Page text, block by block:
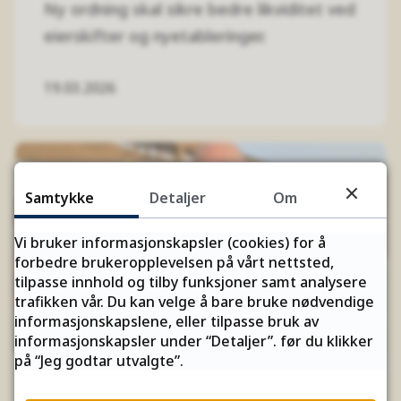
19.03.2026
Ny ordning skal sikre bedre likviditet ved
eierskifter og nyetableringer.
Samtykke Detaljer Om
Vi bruker informasjonskapsler (cookies) for å
forbedre brukeropplevelsen på vårt nettsted,
tilpasse innhold og tilby funksjoner samt analysere
trafikken vår. Du kan velge å bare bruke nødvendige
informasjonskapslene, eller tilpasse bruk av
informasjonskapsler under “Detaljer”. før du klikker
på “Jeg godtar utvalgte”.